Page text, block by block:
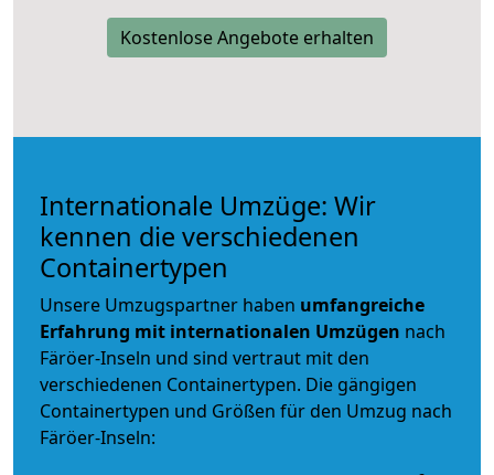
Kostenlose Angebote erhalten
Internationale Umzüge: Wir
kennen die verschiedenen
Containertypen
Unsere Umzugspartner haben umfangreiche
Erfahrung mit internationalen Umzügen nach
Färöer-Inseln und sind vertraut mit den
verschiedenen Containertypen. Die gängigen
Containertypen und Größen für den Umzug nach
Färöer-Inseln: